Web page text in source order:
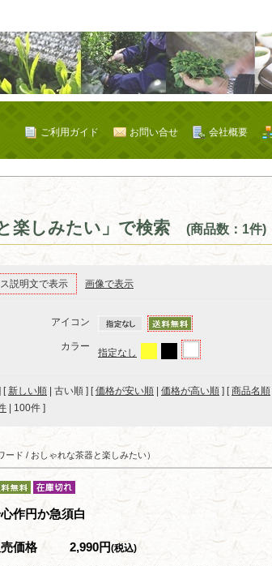
会社概要
お問い合せ
ご利用ガイド
楽しみたい」で検索 (商品数：1件)
説明文で表示 画像で表示
アイコン
カラー
指定なし
[ 新しい順 | 古い順 ] [価格が安い順 価格が高い順 ] [商品名順
100件 ]
ド / おしゃれな茶器と楽しみたい）
作円か急須白
価格 2,990円(税込)